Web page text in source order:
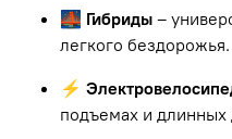
🌉 Гибриды –
легкого бездорожья.
⚡
подъемах и длинных